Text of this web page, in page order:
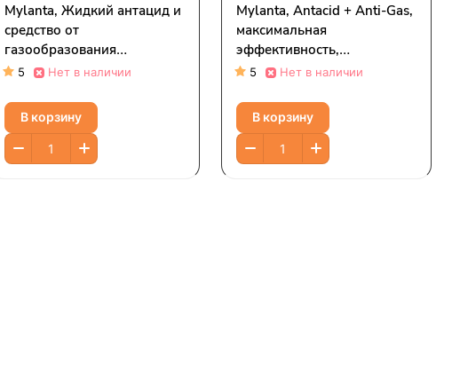
Mylanta, Жидкий антацид и
средство от
газообразования
максимальной
карамель, 355 мл (12 жидк.
Унций)
5 Нет в наличии
В корзину
Mylanta, Antacid + Anti-Gas,
максимальная
эффективность,
классический, 355 мл (12
5 Нет в наличии
В корзину